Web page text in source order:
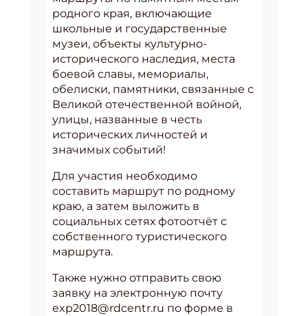
родного края, включающие
школьные и государственные
музеи, объекты культурно-
исторического наследия, места
боевой славы, мемориалы,
обелиски, памятники, связанные с
Великой отечественной войной,
улицы, названные в честь
исторических личностей и
значимых событий!
Для участия необходимо
составить маршрут по родному
краю, а затем выложить в
социальных сетях фотоотчёт с
собственного туристического
маршрута.
Также нужно отправить свою
заявку на электронную почту
exp2018@rdcentr.ru по форме в